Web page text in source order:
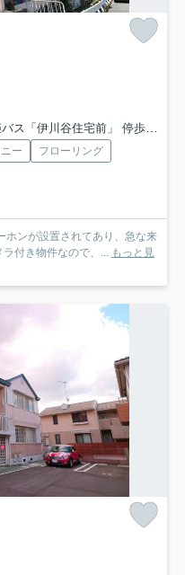
「伊川谷住宅前」 停歩4分
ー
フローリング
ホンが設置されてあり、急な来
付き物件なので、... もっと見